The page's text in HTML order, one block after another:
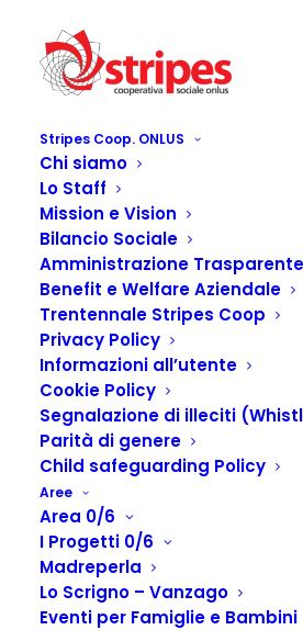
Stripes Coop. ONLUS
Chi siamo
Lo Staff
Mission e Vision
Bilancio Sociale
Amministrazione Trasparente
Benefit e Welfare Aziendale
Trentennale Stripes Coop
Privacy Policy
Informazioni all’utente
Cookie Policy
Segnalazione di illeciti
Parità di genere
Child safeguarding Policy
Aree
Area 0/6
I Progetti 0/6
Madreperla
Lo Scrigno – Vanzago
Eventi per Famiglie e Bambini